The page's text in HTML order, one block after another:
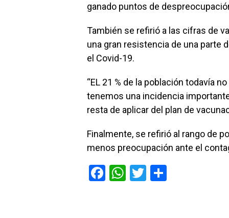
ganado puntos de
También se refirió a las cifras de
una gran resistencia de una parte
el Covid-19.
“EL 21 % de la población todavía
tenemos una incidencia
resta de aplicar del plan de
Finalmente, se refirió al rango de
menos preocupación ante el
F
W T